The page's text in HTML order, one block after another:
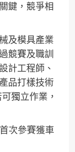
鍵，競爭相
及模具產業
競賽及職訓
計工程師、
品打樣技術
獨立作業，